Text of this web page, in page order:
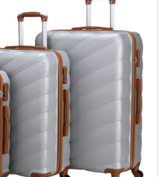
Сумки деловые
Сумки поясные
Сумки пляжные
Сумки для ноутбуков
Сумки-тележки хозяйственные
Сумки-рюкзаки на колёсах
Сумки детские
Рюкзаки